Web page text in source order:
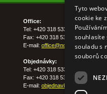
Office:
Tel: +420 318 533 511
Fax: +420 318 533 513
E-mail: office@nohelgarden.cz
Objednávky:
Tel: +420 318 533 533
Fax: +420 318 533 538
E-mail:
Tyto
cookie ke
souhlasíte
souladu s
souborů